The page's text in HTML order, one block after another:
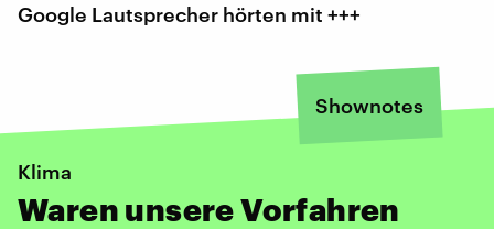
Google Lautsprecher hörten mit +++
Shownotes
Klima
Waren unsere Vorfahren